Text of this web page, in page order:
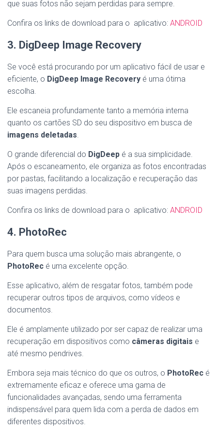
que suas fotos não sejam perdidas para sempre.
Confira os links de download para o aplicativo: ANDROID
3. DigDeep Image Recovery
Se você está procurando por um aplicativo fácil de usar e
eficiente, o DigDeep Image Recovery é uma ótima
escolha.
Ele escaneia profundamente tanto a memória interna
quanto os cartões SD do seu dispositivo em busca de
imagens deletadas.
O grande diferencial do DigDeep é a sua simplicidade.
Após o escaneamento, ele organiza as fotos encontradas
por pastas, facilitando a localização e recuperação das
suas imagens perdidas.
Confira os links de download para o aplicativo: ANDROID
4. PhotoRec
Para quem busca uma solução mais abrangente, o
PhotoRec é uma excelente opção.
Esse aplicativo, além de resgatar fotos, também pode
recuperar outros tipos de arquivos, como vídeos e
documentos.
Ele é amplamente utilizado por ser capaz de realizar uma
recuperação em dispositivos como câmeras digitais e
até mesmo pendrives.
Embora seja mais técnico do que os outros, o PhotoRec é
extremamente eficaz e oferece uma gama de
funcionalidades avançadas, sendo uma ferramenta
indispensável para quem lida com a perda de dados em
diferentes dispositivos.